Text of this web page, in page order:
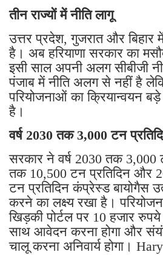
तीन राज्यों में नीति लागू
उत्तर प्रदेश, गुजरात और बिहार में
है। अब हरियाणा सरकार का
इसी साल अपनी अलग सीबीजी
पंजाब में नीति अलग से नहीं है
परियोजनाओं का क्रियान्वयन
है।
वर्ष 2030 तक 3,000 टन
सरकार ने वर्ष 2030 तक 3,000
तक 10,500 टन प्रतिदिन और
टन प्रतिदिन कंप्रेस्ड बायोगैस
करने का लक्ष्य रखा है।
खिड़की पोर्टल पर 10 हजार
साथ आवेदन करना होगा और
चालू करना अनिवार्य होगा।